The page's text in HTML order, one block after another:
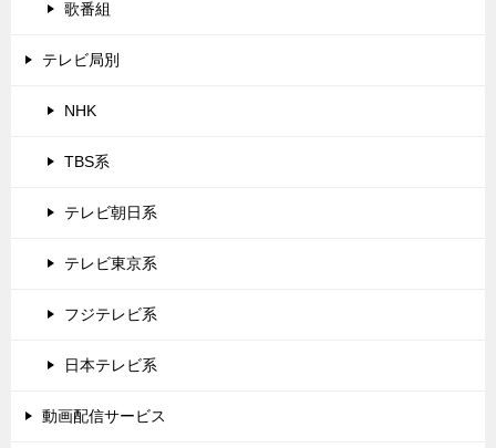
歌番組
テレビ局別
NHK
TBS系
テレビ朝日系
テレビ東京系
フジテレビ系
日本テレビ系
動画配信サービス